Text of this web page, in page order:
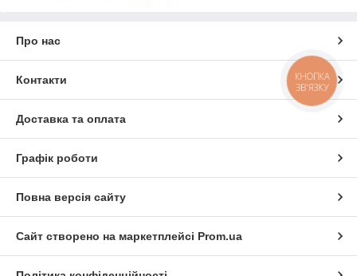
Про нас
Контакти
Доставка та оплата
Графік роботи
Повна версія сайту
Сайт створено на маркетплейсі Prom.ua
КНОПКА
ЗВ'ЯЗКУ